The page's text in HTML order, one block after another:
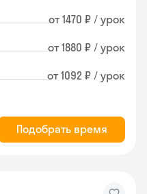
от 1470 ₽ / урок
от 1880 ₽ / урок
от 1092 ₽ / урок
Подобрать время